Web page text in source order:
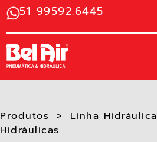
51 99592.6445
Produtos Linha Hidráulica
Hidráulicas​